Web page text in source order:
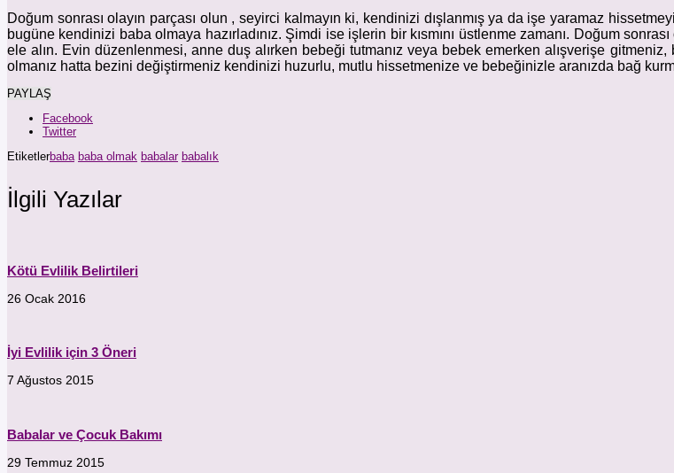
Doğum sonrası olayın parçası olun , seyirci kalmayın ki, kendinizi dışlanmış ya da işe yaramaz
bugüne kendinizi baba olmaya hazırladınız. Şimdi ise işlerin bir kısmını üstlenme zamanı. Doğum
ele alın. Evin düzenlenmesi, anne duş alırken bebeği tutmanız veya bebek emerken alışverişe
olmanız hatta bezini değiştirmeniz kendinizi huzurlu, mutlu hissetmenize ve bebeğinizle aranızda bağ
PAYLAŞ
Facebook
Twitter
Etiketlerbaba baba olmak babalar babalık
İlgili Yazılar
Kötü Evlilik Belirtileri
26 Ocak 2016
İyi Evlilik için 3 Öneri
7 Ağustos 2015
Babalar ve Çocuk Bakımı
29 Temmuz 2015